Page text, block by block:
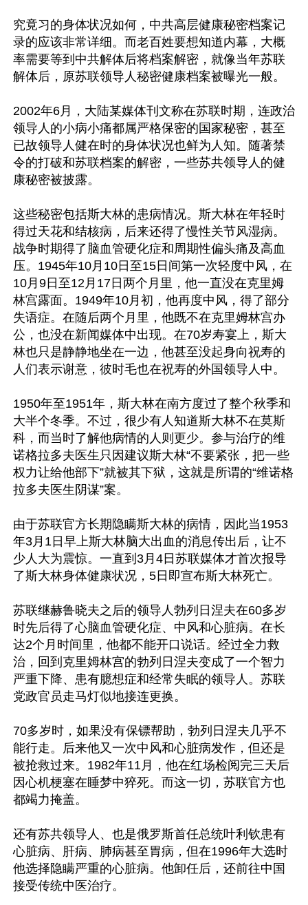
究竟习的身体状况如何，中共高层健康秘密档案记
录的应该非常详细。而老百姓要想知道内幕，大概
率需要等到中共解体后将档案解密，就像当年苏联
解体后，原苏联领导人秘密健康档案被曝光一般。
2002年6月，大陆某媒体刊文称在苏联时期，连政治
领导人的小病小痛都属严格保密的国家秘密，甚至
已故领导人健在时的身体状况也鲜为人知。随著禁
令的打破和苏联档案的解密，一些苏共领导人的健
康秘密被披露。
这些秘密包括斯大林的患病情况。斯大林在年轻时
得过天花和结核病，后来还得了慢性关节风湿病。
战争时期得了脑血管硬化症和周期性偏头痛及高血
压。1945年10月10日至15日间第一次轻度中风，在
10月9日至12月17日两个月里，他一直没在克里姆
林宫露面。1949年10月初，他再度中风，得了部分
失语症。在随后两个月里，他既不在克里姆林宫办
公，也没在新闻媒体中出现。在70岁寿宴上，斯大
林也只是静静地坐在一边，他甚至没起身向祝寿的
人们表示谢意，彼时毛也在祝寿的外国领导人中。
1950年至1951年，斯大林在南方度过了整个秋季和
大半个冬季。不过，很少有人知道斯大林不在莫斯
科，而当时了解他病情的人则更少。参与治疗的维
诺格拉多夫医生只因建议斯大林“不要紧张，把一些
权力让给他部下”就被其下狱，这就是所谓的“维诺格
拉多夫医生阴谋”案。
由于苏联官方长期隐瞒斯大林的病情，因此当1953
年3月1日早上斯大林脑大出血的消息传出后，让不
少人大为震惊。一直到3月4日苏联媒体才首次报导
了斯大林身体健康状况，5日即宣布斯大林死亡。
苏联继赫鲁晓夫之后的领导人勃列日涅夫在60多岁
时先后得了心脑血管硬化症、中风和心脏病。在长
达2个月时间里，他都不能开口说话。经过全力救
治，回到克里姆林宫的勃列日涅夫变成了一个智力
严重下降、患有臆想症和经常失眠的领导人。苏联
党政官员走马灯似地接连更换。
70多岁时，如果没有保镖帮助，勃列日涅夫几乎不
能行走。后来他又一次中风和心脏病发作，但还是
被抢救过来。1982年11月，他在红场检阅完三天后
因心机梗塞在睡梦中猝死。而这一切，苏联官方也
都竭力掩盖。
还有苏共领导人、也是俄罗斯首任总统叶利钦患有
心脏病、肝病、肺病甚至胃病，但在1996年大选时
他选择隐瞒严重的心脏病。他卸任后，还前往中国
接受传统中医治疗。